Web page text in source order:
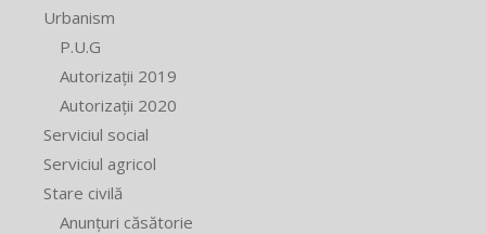
Urbanism
P.U.G
Autorizații 2019
Autorizații 2020
Serviciul social
Serviciul agricol
Stare civilă
Anunțuri căsătorie